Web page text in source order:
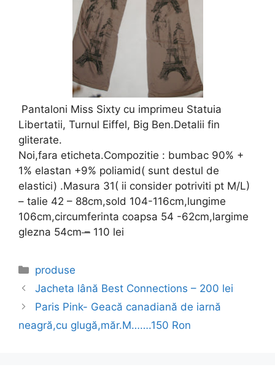
Pantaloni Miss Sixty cu imprimeu Statuia
Libertatii, Turnul Eiffel, Big Ben.Detalii fin
gliterate.
Noi,fara eticheta.Compozitie : bumbac 90% +
1% elastan +9% poliamid( sunt destul de
elastici) .Masura 31( ii consider potriviti pt M/L)
– talie 42 – 88cm,sold 104-116cm,lungime
106cm,circumferinta coapsa 54 -62cm,largime
glezna 54cm– 110 lei
Categories
produse
Jacheta lână Best Connections – 200 lei
Paris Pink- Geacă canadiană de iarnă
neagră,cu glugă,măr.M…….150 Ron